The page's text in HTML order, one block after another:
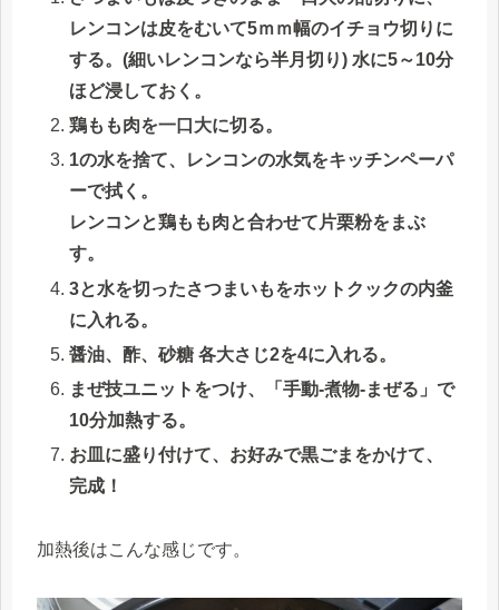
レンコンは皮をむいて5ｍｍ幅のイチョウ切りに
する。(細いレンコンなら半月切り) 水に5～10分
ほど浸しておく。
鶏もも肉を一口大に切る。
1の水を捨て、レンコンの水気をキッチンペーパ
ーで拭く。
レンコンと鶏もも肉と合わせて片栗粉をまぶ
す。
3と水を切ったさつまいもをホットクックの内釜
に入れる。
醤油、酢、砂糖 各大さじ2を4に入れる。
まぜ技ユニットをつけ、「手動-煮物-まぜる」で
10分加熱する。
お皿に盛り付けて、お好みで黒ごまをかけて、
完成！
加熱後はこんな感じです。